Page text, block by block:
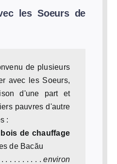
les Soeurs de
de plusieurs
avec les Soeurs,
d'une part et
pauvres d'autre
:
bois de chauffage
de Bacău
. . . . . . . . . .environ